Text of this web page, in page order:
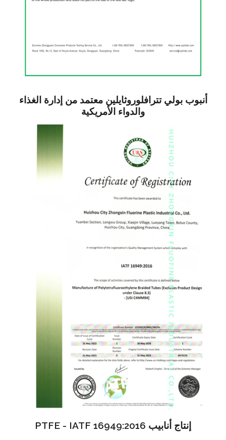
أنبوب بولي تترافلوروثايلين معتمد من إدارة الغذاء
والدواء الأمريكية
إنتاج أنابيب PTFE - IATF 16949:2016